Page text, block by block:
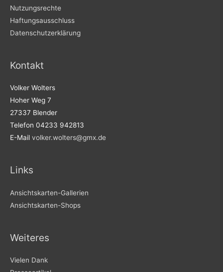
Nutzungsrechte
Haftungsausschluss
Datenschutzerklärung
Kontakt
Volker Wolters
Hoher Weg 7
27337 Blender
Telefon 04233 942813
E-Mail volker.wolters@gmx.de
Links
Ansichtskarten-Gallerien
Ansichtskarten-Shops
Weiteres
Vielen Dank